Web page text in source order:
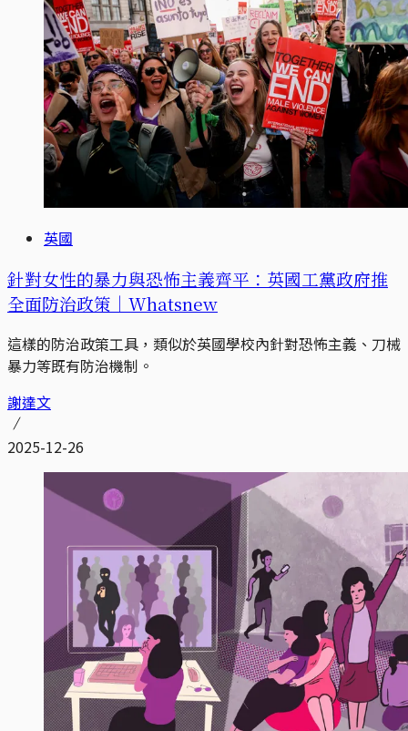
英國
針對女性的暴力與恐怖主義齊平：英國工黨政府推
全面防治政策｜Whatsnew
這樣的防治政策工具，類似於英國學校內針對恐怖主義、刀械
暴力等既有防治機制。
謝達文
2025-12-26